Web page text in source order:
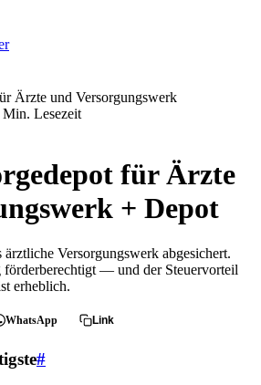
Min. Lesezeit
für Ärzte
+ Depot
Versorgungswerk abgesichert.
— und der Steuervorteil
erheblich.
WhatsApp Link
#